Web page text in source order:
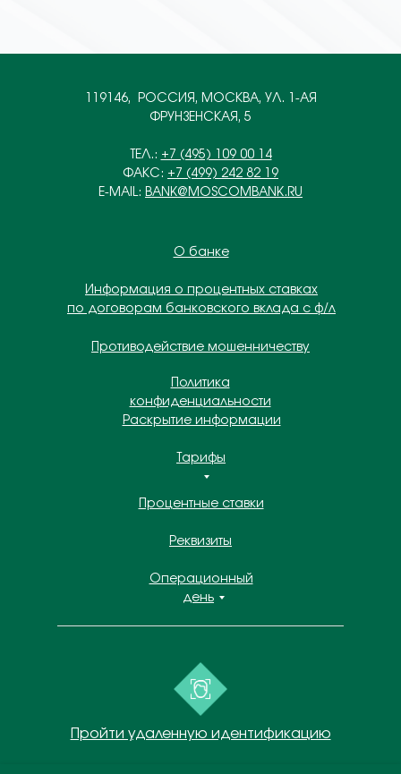
119146, РОССИЯ, МОСКВА, УЛ. 1-АЯ
ФРУНЗЕНСКАЯ, 5
ТЕЛ.: +7 (495) 109 00 14
ФАКС: +7 (499) 242 82 19
E-MAIL: BANK@MOSCOMBANK.RU
Информация о процентных ставках
по договорам банковского вклада с ф/л
Раскрытие информации
Пройти удаленную идентификацию
Противодействие мошенничеству
Политика
конфиденциальности
О банке
Операционный
день
Тарифы
Процентные ставки
Реквизиты